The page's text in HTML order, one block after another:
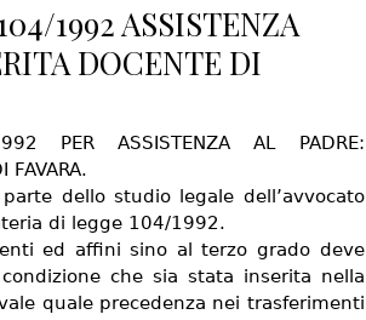
1992 ASSISTENZA
DOCENTE DI
PER ASSISTENZA AL PADRE:
FAVARA.
dello studio legale dell’avvocato
di legge 104/1992.
ed affini sino al terzo grado deve
che sia stata inserita nella
quale precedenza nei trasferimenti